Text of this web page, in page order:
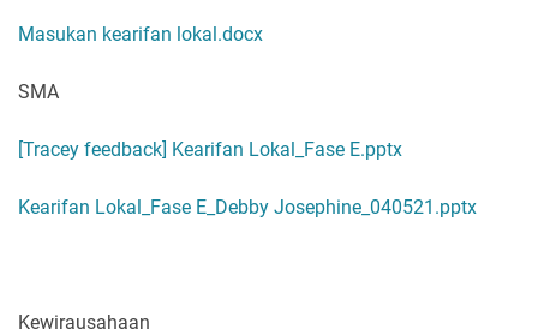
Masukan kearifan lokal.docx
SMA
[Tracey feedback] Kearifan Lokal_Fase E.pptx
Kearifan Lokal_Fase E_Debby Josephine_040521.pptx
Kewirausahaan